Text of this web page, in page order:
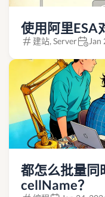
使用阿里ESA
建站, Server Jan
都怎么批量
cellName？